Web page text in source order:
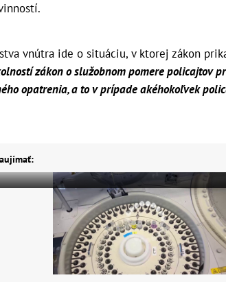
vnútra ide o situáciu, v ktorej zákon
zákon o služobnom pomere policajtov
opatrenia, a to v prípade akéhokoľvek